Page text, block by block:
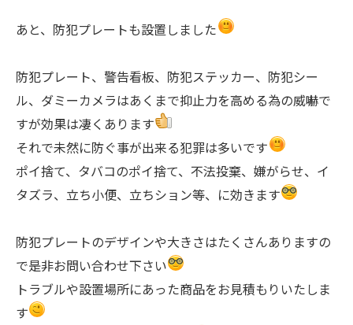
あと、防犯プレートも設置しました
防犯プレート、警告看板、防犯ステッカー、防犯シー
ル、ダミーカメラはあくまで抑止力を高める為の威嚇で
すが効果は凄くあります
それで未然に防ぐ事が出来る犯罪は多いです
ポイ捨て、タバコのポイ捨て、不法投棄、嫌がらせ、イ
タズラ、立ち小便、立ちション等、に効きます
防犯プレートのデザインや大きさはたくさんありますの
で是非お問い合わせ下さい
トラブルや設置場所にあった商品をお見積もりいたしま
す